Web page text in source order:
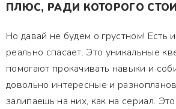
ПЛЮС, РАДИ КОТОРОГО
Но давай не будем о грустном! Есть
реально спасает. Это уникальные
помогают прокачивать навыки и
довольно интересные и
залипаешь на них, как на сериал.